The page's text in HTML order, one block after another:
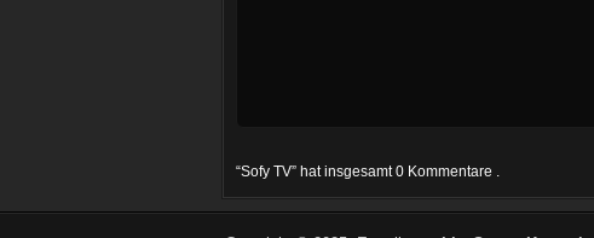
“Sofy TV” hat insgesamt 0 Kommentare .